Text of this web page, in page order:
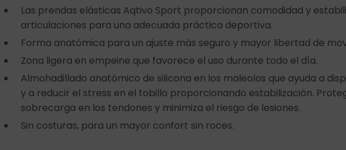
Las prendas elásticas Aqtivo Sport proporcionan comodidad y
articulaciones para una adecuada práctica deportiva.
Forma anatómica para un ajuste más seguro y mayor libertad de
Zona ligera en empeine que favorece el uso durante todo el día.
Almohadillado anatómico de silicona en los maleolos que ayuda a
y a reducir el stress en el tobillo proporcionando estabilización.
sobrecarga en los tendones y minimiza el riesgo de lesiones.
Sin costuras, para un mayor confort sin roces.